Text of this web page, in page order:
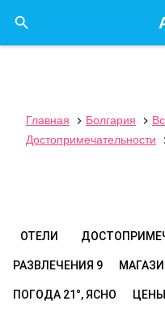

Главная  Болгария 
Достопримечательности
ОТЕЛИ
РАЗВЛЕЧЕНИЯ 9
ПОГОДА 21°, ЯСНО ЦЕНЫ